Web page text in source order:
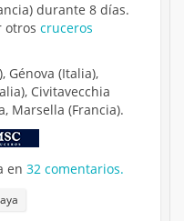
durante 8 días.
otros cruceros
Génova (Italia),
Civitavecchia
Marsella (Francia).
en32 comentarios.